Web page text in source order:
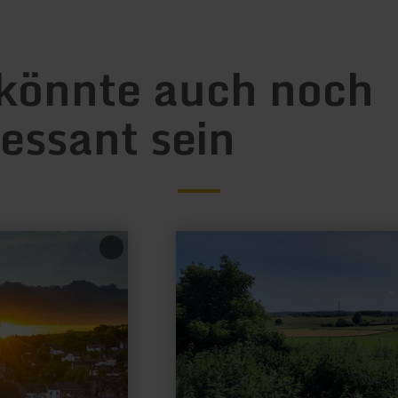
auch noch
sein
zu:
Albertsgrube